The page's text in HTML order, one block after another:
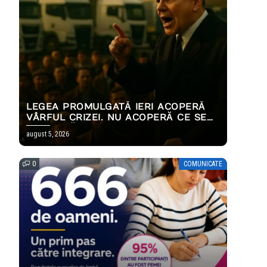
LEGEA PROMULGATĂ IERI ACOPERĂ
VÂRFUL CRIZEI. NU ACOPERĂ CE SE
august 5, 2026
0 COMUNICATE